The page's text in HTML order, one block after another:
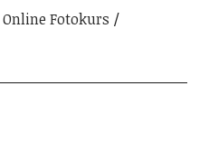
Online Fotokurs